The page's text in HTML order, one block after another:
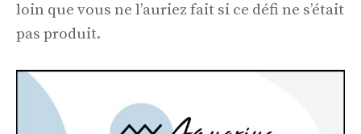
loin que vous ne l’auriez fait si ce défi ne s’était
pas produit.